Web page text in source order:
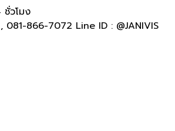
ชั่วโมง
081-866-7072 Line ID : @JANIVIS